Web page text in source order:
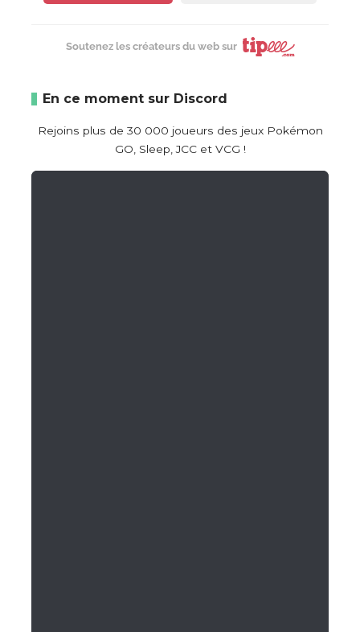
Soutenez les créateurs du web sur
En ce moment sur Discord
Rejoins plus de 30 000 joueurs des jeux Pokémon
GO, Sleep, JCC et VCG !